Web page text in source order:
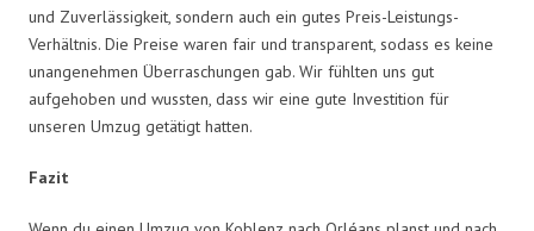
und Zuverlässigkeit, sondern auch ein gutes Preis-Leistungs-
Verhältnis. Die Preise waren fair und transparent, sodass es keine
unangenehmen Überraschungen gab. Wir fühlten uns gut
aufgehoben und wussten, dass wir eine gute Investition für
unseren Umzug getätigt hatten.
Fazit